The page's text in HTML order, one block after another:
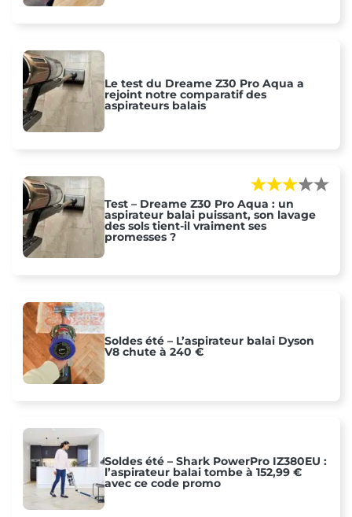
Le test du Dreame Z30 Pro Aqua a
rejoint notre comparatif des
aspirateurs balais
Test – Dreame Z30 Pro Aqua : un
aspirateur balai puissant, son lavage
des sols tient-il vraiment ses
promesses ?
Soldes été – L’aspirateur balai Dyson
V8 chute à 240 €
Soldes été – Shark PowerPro IZ380EU :
l’aspirateur balai tombe à 152,99 €
avec ce code promo